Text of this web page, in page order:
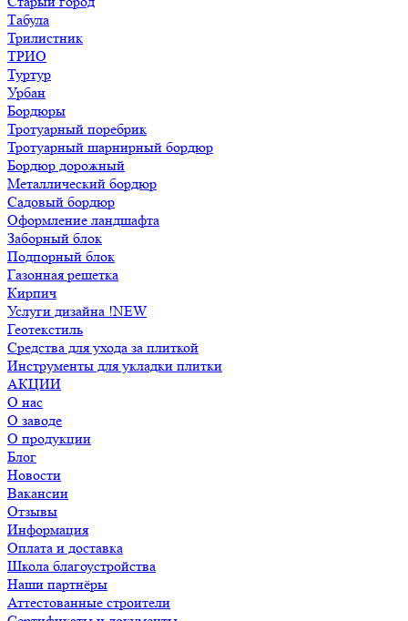
Табула
Трилистник
ТРИО
Туртур
Урбан
Бордюры
Тротуарный поребрик
Тротуарный шарнирный бордюр
Бордюр дорожный
Металлический бордюр
Садовый бордюр
Оформление ландшафта
Заборный блок
Подпорный блок
Газонная решетка
Кирпич
Услуги дизайна !NEW
Геотекстиль
Средства для ухода за плиткой
Инструменты для укладки плитки
АКЦИИ
О нас
О заводе
О продукции
Блог
Новости
Вакансии
Отзывы
Информация
Оплата и доставка
Школа благоустройства
Наши партнёры
Аттестованные строители